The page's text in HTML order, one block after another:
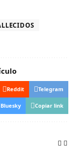
Reddit Telegram
Bluesky Copiar link